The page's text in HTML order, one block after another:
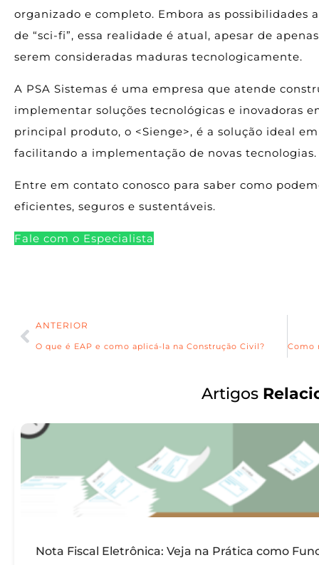
organizado e completo. Embora as possibilidades
de “sci-fi”, essa realidade é atual, apesar de
serem consideradas maduras tecnologicamente.
A PSA Sistemas é uma empresa que atende
implementar soluções tecnológicas e inovadoras
principal produto, o <Sienge>, é a solução ideal
facilitando a implementação de novas tecnologias.
Entre em contato conosco para saber como
eficientes, seguros e sustentáveis.
Fale com o Especialista
ANTERIOR
O que é EAP e como aplicá-la na Construção Civil?
Artigos
Nota Fiscal Eletrônica: Veja na Prática como